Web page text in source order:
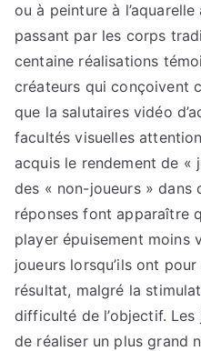
ou à peinture à
passant par les corps
centaine réalisations
créateurs qui conçoivent
que la salutaires vidéo
facultés visuelles
acquis le rendement de «
des « non-joueurs » dans
réponses font apparaître
player épuisement moins
joueurs lorsqu’ils ont
résultat, malgré la
difficulté de l’objectif.
de réaliser un plus grand